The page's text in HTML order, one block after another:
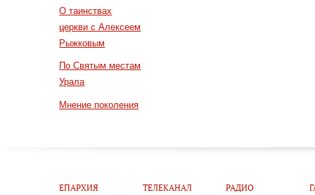
О таинствах
церкви с Алексеем
Рыжковым
По Святым местам
Урала
Мнение поколения
ЕПАРХИЯ
ТЕЛЕКАНАЛ
РАДИО